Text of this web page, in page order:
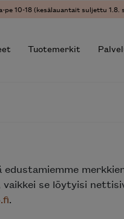
10-18 (kesälauantait suljettu 1.8.
Tuotemerkit
se löytyisi
.